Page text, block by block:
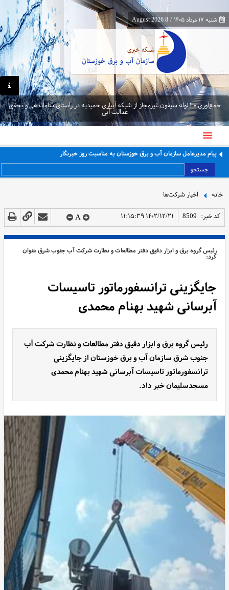
شنبه ۱۷ مرداد ۱۴۰۵ /
8 August 2026
جمع‌آوری ۳۰ لوله سیفون غیرمجاز از شبکه آبیاری حمیدیه در راستای ساماندهی و تحقق
عدالت آبی
پیام مدیرعامل سازمان آب و برق خوزستان به مناسبت روز خبرنگار
جستجو
خانه اخبار شرکت‌ها
کد خبر: 8509 ۱۴۰۲/۱۲/۲۱ ۱۱:۱۵:۳۹ A
رئیس گروه برق و ابزار دقیق دفتر مطالعات و نظارت شرکت آب جنوب شرق عنوان
کرد:
جایگزینی ترانسفورماتور تاسیسات
آبرسانی شهید بهنام محمدی
رئیس گروه برق و ابزار دقیق دفتر مطالعات و نظارت شرکت آب
جنوب شرق سازمان آب و برق خوزستان از جایگزینی
ترانسفورماتور تاسیسات آبرسانی شهید بهنام محمدی
مسجدسلیمان خبر داد.